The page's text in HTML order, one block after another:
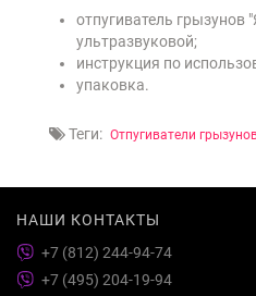
отпугиватель грызунов
ультразвуковой;
инструкция по
упаковка.
Теги: Отпугиватели
НАШИ КОНТАКТЫ
+7 (812) 244-94-74
+7 (495) 204-19-94